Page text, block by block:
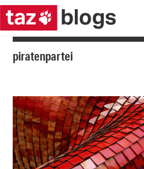
piratenpartei